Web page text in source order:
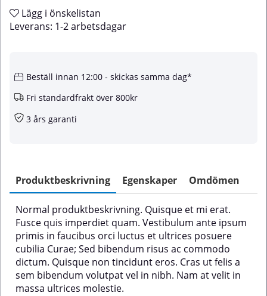
Lägg i önskelistan
Leverans: 1-2 arbetsdagar
Beställ innan 12:00 - skickas samma dag*
Fri standardfrakt över 800kr
3 års garanti
Produktbeskrivning Egenskaper Omdömen
Normal produktbeskrivning. Quisque et mi erat.
Fusce quis imperdiet quam. Vestibulum ante ipsum
primis in faucibus orci luctus et ultrices posuere
cubilia Curae; Sed bibendum risus ac commodo
dictum. Quisque non tincidunt eros. Cras ut felis a
sem bibendum volutpat vel in nibh. Nam at velit in
massa ultrices molestie.